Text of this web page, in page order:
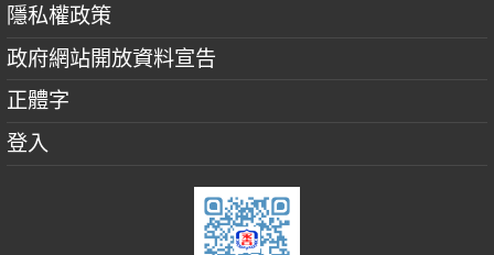
隱私權政策
政府網站開放資料宣告
正體字
登入